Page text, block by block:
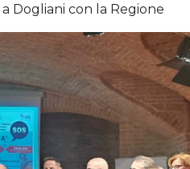
Dogliani con la Regione